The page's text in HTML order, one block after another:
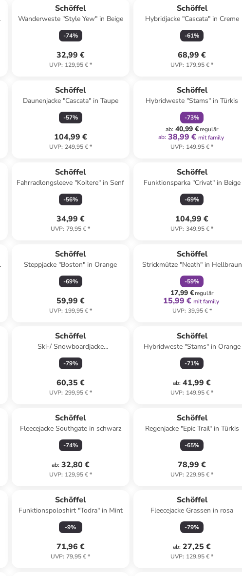
Schöffel
Wanderweste "Style Yew" in Beige
-74%
32,99 €
UVP: 129,95 €*
Schöffel
Hybridjacke "Cascata" in Creme
-61%
68,99 €
UVP: 179,95 €*
Schöffel
Daunenjacke "Cascata" in Taupe
-57%
104,99 €
UVP: 249,95 €*
Schöffel
Hybridweste "Stams" in Türkis
-73%
ab: 40,99 €regulär
ab: 38,99 € mit family
UVP: 149,95 €*
Schöffel
Fahrradlongsleeve "Koitere" in Senf
-56%
34,99 €
UVP: 79,95 €*
Schöffel
Funktionsparka "Crivat" in Beige
-69%
104,99 €
UVP: 349,95 €*
Schöffel
Steppjacke "Boston" in Orange
-69%
59,99 €
UVP: 199,95 €*
Schöffel
Strickmütze "Neath" in Hellbraun
-59%
17,99 €regulär
15,99 € mit family
UVP: 39,95 €*
Schöffel
Ski-/ Snowboardjacke
"Brunnenkopf 2" in Dunkelblau
-79%
60,35 €
UVP: 299,95 €*
Schöffel
Hybridweste "Stams" in Orange
-71%
ab: 41,99 €
UVP: 149,95 €*
Schöffel
Fleecejacke Southgate in schwarz
-74%
ab: 32,80 €
UVP: 129,95 €*
Schöffel
Regenjacke "Epic Trail" in Türkis
-65%
78,99 €
UVP: 229,95 €*
Schöffel
Funktionspoloshirt "Todra" in Mint
-9%
71,96 €
UVP: 79,95 €*
Schöffel
Fleecejacke Grassen in rosa
-79%
ab: 27,25 €
UVP: 129,95 €*